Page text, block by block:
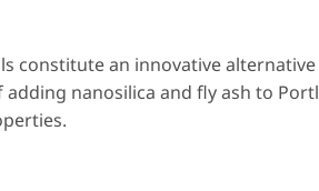
constitute an innovative
adding nanosilica and fly ash to